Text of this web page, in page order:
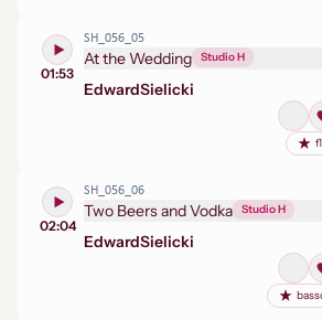
01:53
SH_056_05
At the Wedding Studio H
EdwardSielicki
02:04
SH_056_06
Two Beers and Vodka Studio H
EdwardSielicki